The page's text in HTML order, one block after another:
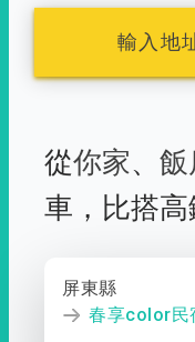
輸入地
從你家、 飯
車， 比搭
屏東縣
春享color民